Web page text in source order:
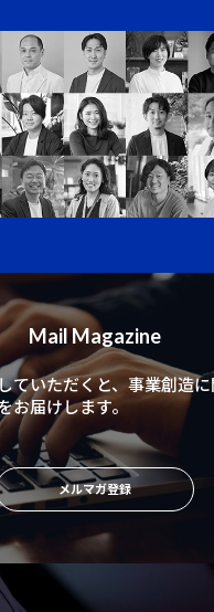
Mail Magazine
ていただくと、事業創造
お届けします。
メルマガ登録